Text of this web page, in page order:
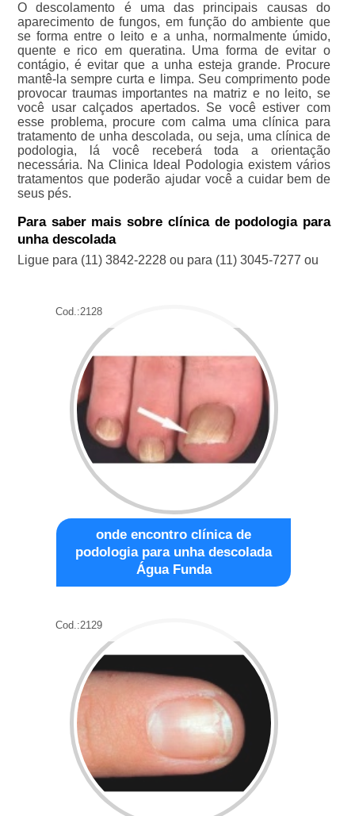
O descolamento é uma das principais causas do
aparecimento de fungos, em função do ambiente que
se forma entre o leito e a unha, normalmente úmido,
quente e rico em queratina. Uma forma de evitar o
contágio, é evitar que a unha esteja grande. Procure
mantê-la sempre curta e limpa. Seu comprimento pode
provocar traumas importantes na matriz e no leito, se
você usar calçados apertados. Se você estiver com
esse problema, procure com calma uma clínica para
tratamento de unha descolada, ou seja, uma clínica de
podologia, lá você receberá toda a orientação
necessária. Na Clinica Ideal Podologia existem vários
tratamentos que poderão ajudar você a cuidar bem de
seus pés.
Para saber mais sobre clínica de podologia para
unha descolada
Ligue para (11) 3842-2228ou para (11) 3045-7277 ou
Cod.:2128
onde encontro clínica de
podologia para unha descolada
Água Funda
Cod.:2129